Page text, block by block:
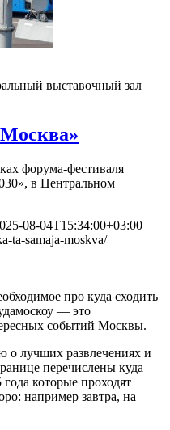
выставочный зал
форума-фестиваля
в Центральном
08-04T15:34:00+03:00
ta-samaja-moskva/
про куда сходить
— это
событий Москвы.
о лучших развлечениях и
перечислены куда
которые проходят
например завтра, на